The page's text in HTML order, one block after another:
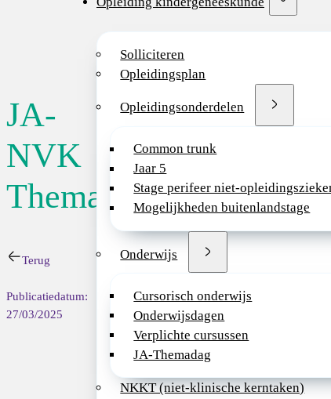
Solliciteren
Opleidingsplan
Opleidingsonderdelen
Common trunk
Jaar 5
Stage perifeer niet-
Mogelijkheden buitenlandstage
Onderwijs
Cursorisch onderwijs
Onderwijsdagen
Verplichte cursussen
JA-Themadag
NKKT (niet-klinische kerntaken)
JA-
NVK
Themadag
Terug
Publicatiedatum:
27/03/2025
Themadag
De jaarlijkse
Tijdens deze
hebben
preventie,
Mis deze dag
opvrijdag 28